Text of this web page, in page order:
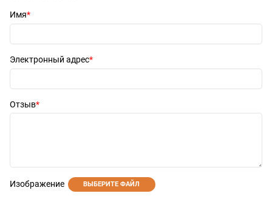
Имя
Электронный адрес
Отзыв
Изображение ВЫБЕРИТЕ ФАЙЛ